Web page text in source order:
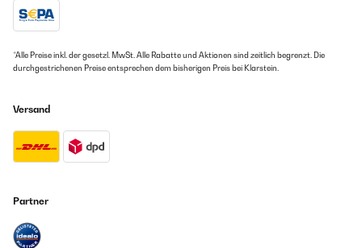
*Alle Preise inkl. der gesetzl. MwSt. Alle Rabatte und Aktionen sind zeitlich begrenzt. Die
durchgestrichenen Preise entsprechen dem bisherigen Preis bei Klarstein.
Versand
Partner